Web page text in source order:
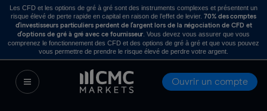
Les CFD et les options de gré à gré sont des instruments complexes et présentent un
risque élevé de perte rapide en capital en raison de l’effet de levier. 70% des comptes
d’investisseurs particuliers perdent de l’argent lors de la négociation de CFD et
d’options de gré à gré avec ce fournisseur . Vous devez vous assurer que vous
comprenez le fonctionnement des CFD et des options de gré à gré et que vous pouvez
vous permettre de prendre le risque élevé de perdre votre argent.
Ouvrir un compte